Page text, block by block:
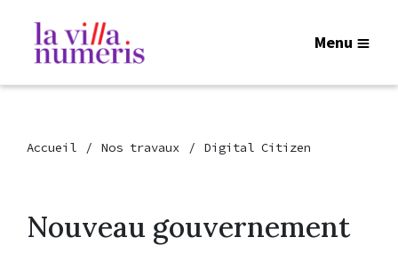
Menu
Accueil Nos travaux Digital Citizen
Nouveau gouvernement